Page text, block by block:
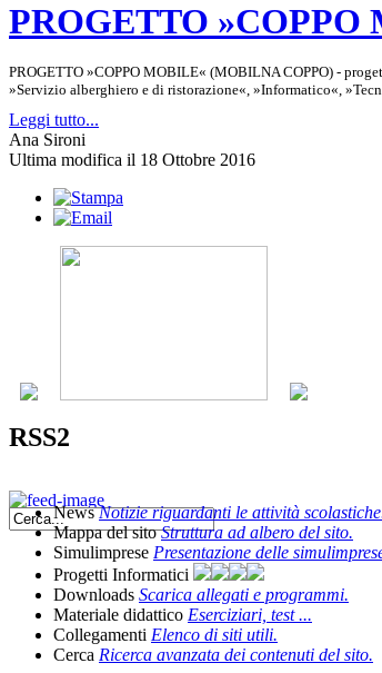
PROGETTO
PROGETTO »COPPO MOBILE« (MOBILNA COPPO) -
»Servizio alberghiero e di ristorazione«, »Informatico«,
Leggi tutto...
Ana Sironi
Ultima modifica il 18 Ottobre 2016
RSS2
NewsNotizie riguardanti le attività
Mappa del sitoStruttura ad albero del sito.
Simulimprese Presentazione delle
Progetti Informatici
Downloads Scarica allegati e programmi.
Materiale didattico Eserciziari, test ...
Collegamenti Elenco di siti utili.
Cerca Ricerca avanzata dei contenuti del sito.